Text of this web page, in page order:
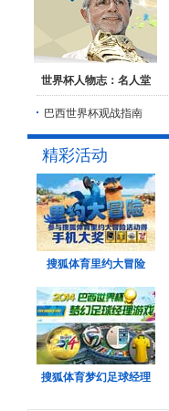
世界杯人物志：名人堂
巴西世界杯观战指南
精彩活动
搜狐体育里约大冒险
搜狐体育梦幻足球经理